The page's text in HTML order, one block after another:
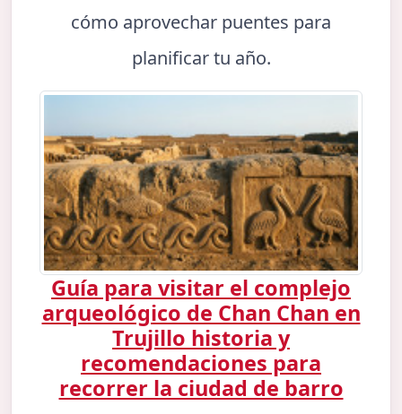
cómo aprovechar puentes para
planificar tu año.
Guía para visitar el complejo
arqueológico de Chan Chan en
Trujillo historia y
recomendaciones para
recorrer la ciudad de barro